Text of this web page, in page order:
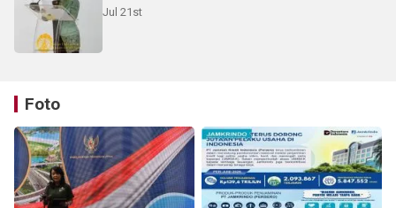
Jul 21st
Foto